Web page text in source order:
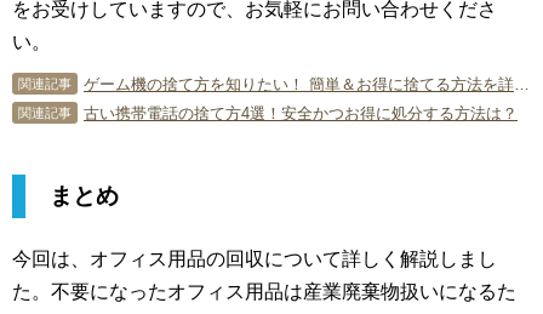
をお受けしていますので、お気軽にお問い合わせくださ
い。
関連記事
関連記事 古い携帯電話の捨て方4選！安全かつお得に処分する方法は？
まとめ
今回は、オフィス用品の回収について詳しく解説しまし
た。不要になったオフィス用品は産業廃棄物扱いになるた